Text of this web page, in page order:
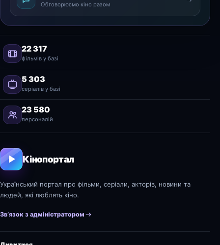
Обговорюємо кіно разом
22 317
фільмів у базі
5 303
серіалів у базі
23 580
персоналій
Кінопортал
Український портал про фільми, серіали, акторів, новини та
людей, які люблять кіно.
Зв’язок з адміністратором